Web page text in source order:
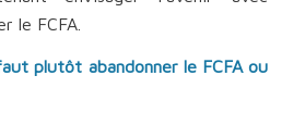
le FCFA.
plutôt abandonner le FCFA ou